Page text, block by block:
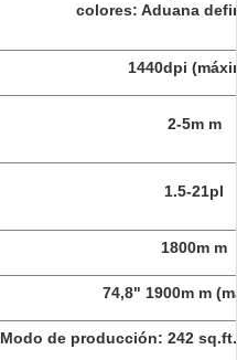
colores: Aduana
1440dpi
2-5m m
1.5-21pl
1800m m
74,8" 1900m m
Modo de producción: 242